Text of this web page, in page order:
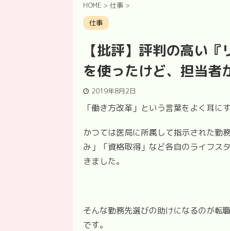
HOME > 仕事 >
仕事
【批評】評判の高い
を使ったけど、担当者
2019年8月2日
「働き方改革」という言葉をよく耳
かつては医局に所属して指示された勤
み」「資格取得」など各自のライフス
きました。
そんな勤務先選びの助けになるのが転
です。